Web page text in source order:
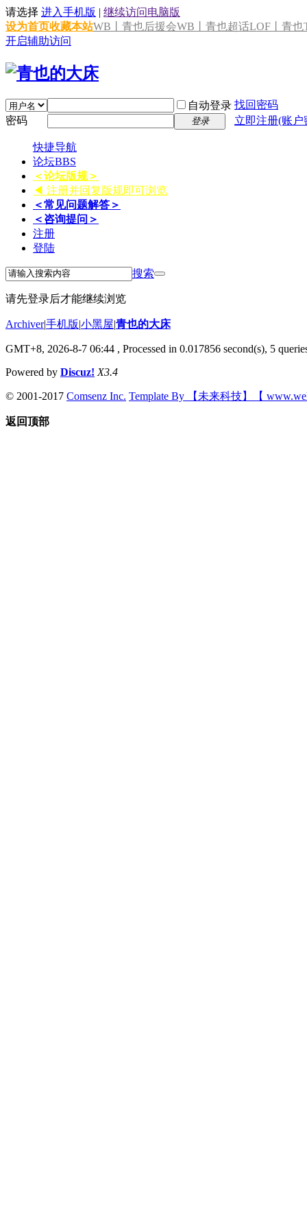
请选择 进入手机版 | 继续访问电脑版
设为首页收藏本站WB丨青也后援会WB丨青也超话LOF丨青也
开启辅助访问
自动登录 找回密码
密码
登录 立即注册(账
快捷导航
论坛BBS
＜论坛版规＞
◀ 注册并回复版规即可浏览
＜常见问题解答＞
＜咨询提问＞
注册
登陆
搜索
请先登录后才能继续浏览
Archiver|手机版|小黑屋|青也的大床
GMT+8, 2026-8-7 06:44 , Processed in 0.017856 second(s), 5
Powered by Discuz! X3.4
© 2001-2017 Comsenz Inc. Template By 【未来科技】【
返回顶部